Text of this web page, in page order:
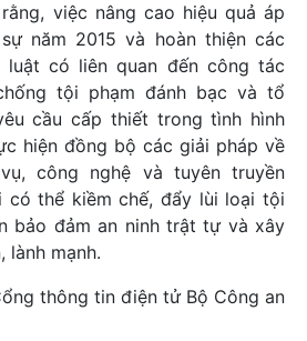
việc nâng cao hiệu quả áp
năm 2015 và hoàn thiện các
luật có liên quan đến công tác
tội phạm đánh bạc và tổ
cầu cấp thiết trong tình hình
hiện đồng bộ các giải pháp về
công nghệ và tuyên truyền
có thể kiềm chế, đẩy lùi loại tội
bảo đảm an ninh trật tự và xây
lành mạnh.
thông tin điện tử Bộ Công an